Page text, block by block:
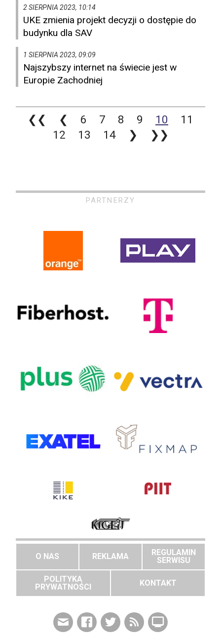
2 SIERPNIA 2023, 10:14
UKE zmienia projekt decyzji o dostępie do
budynku dla SAV
1 SIERPNIA 2023, 09:09
Najszybszy internet na świecie jest w
Europie Zachodniej
❮❮ ❮ 6 7 8 9 10
11
12
13 14 ❯ ❯❯
PARTNERZY
O NAS REKLAMA
REGULAMIN
SERWISU
POLITYKA
PRYWATNOŚCI
KONTAKT